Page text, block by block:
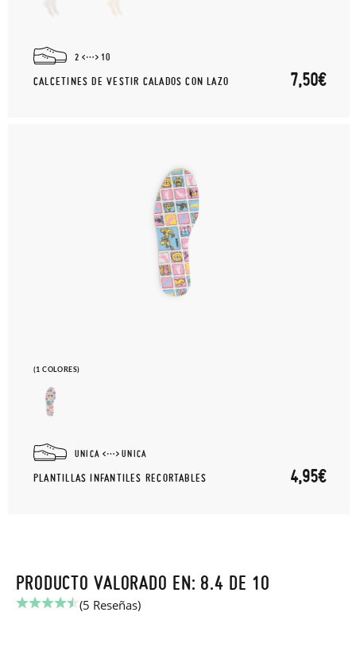
2 10
CALCETINES DE VESTIR CALADOS CON LAZO 7,50€
(1 COLORES)
UNICA UNICA
PLANTILLAS INFANTILES RECORTABLES 4,95€
PRODUCTO VALORADO EN: 8.4 DE 10
(5 Reseñas)